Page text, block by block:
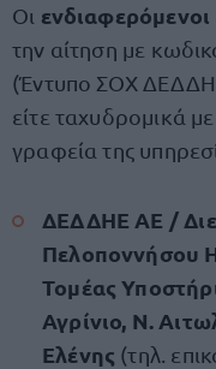
Οι ενδιαφερόμενοι
την αίτηση με
(Έντυπο ΣΟΧ
είτε ταχυδρομικά
γραφεία της
ΔΕΔΔΗΕ ΑΕ /
Πελοποννήσου
Τομέας
Αγρίνιο, Ν.
Ελένης (τηλ.